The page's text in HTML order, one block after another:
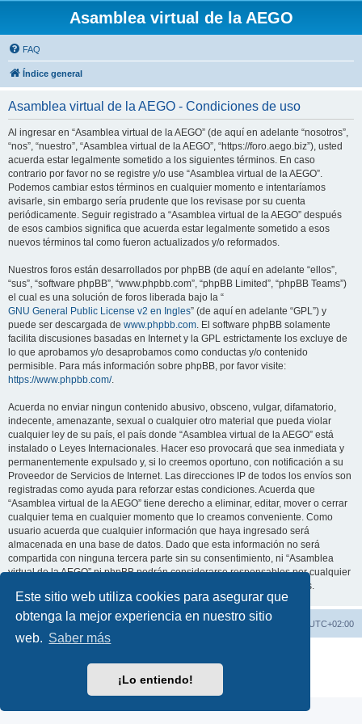
Este sitio web utiliza cookies para asegurar que
obtenga la mejor experiencia en nuestro sitio
web. Saber más
¡Lo entiendo!
Asamblea virtual de la AEGO
FAQ
Índice general
Asamblea virtual de la AEGO - Condiciones de uso
Al ingresar en “Asamblea virtual de la AEGO” (de aquí en adelante “nosotros”,
“nos”, “nuestro”, “Asamblea virtual de la AEGO”, “https://foro.aego.biz”), usted
acuerda estar legalmente sometido a los siguientes términos. En caso
contrario por favor no se registre y/o use “Asamblea virtual de la AEGO”.
Podemos cambiar estos términos en cualquier momento e intentaríamos
avisarle, sin embargo sería prudente que los revisase por su cuenta
periódicamente. Seguir registrado a “Asamblea virtual de la AEGO” después
de esos cambios significa que acuerda estar legalmente sometido a esos
nuevos términos tal como fueron actualizados y/o reformados.
Nuestros foros están desarrollados por phpBB (de aquí en adelante “ellos”,
“sus”, “software phpBB”, “www.phpbb.com”, “phpBB Limited”, “phpBB Teams”)
el cual es una solución de foros liberada bajo la “
GNU General Public License v2 en Ingles” (de aquí en adelante “GPL”) y
puede ser descargada de www.phpbb.com. El software phpBB solamente
facilita discusiones basadas en Internet y la GPL estrictamente los excluye de
lo que aprobamos y/o desaprobamos como conductas y/o contenido
permisible. Para más información sobre phpBB, por favor visite:
https://www.phpbb.com/.
Acuerda no enviar ningun contenido abusivo, obsceno, vulgar, difamatorio,
indecente, amenazante, sexual o cualquier otro material que pueda violar
cualquier ley de su país, el país donde “Asamblea virtual de la AEGO” está
instalado o Leyes Internacionales. Hacer eso provocará que sea inmediata y
permanentemente expulsado y, si lo creemos oportuno, con notificación a su
Proveedor de Servicios de Internet. Las direcciones IP de todos los envíos son
registradas como ayuda para reforzar estas condiciones. Acuerda que
“Asamblea virtual de la AEGO” tiene derecho a eliminar, editar, mover o cerrar
cualquier tema en cualquier momento que lo creamos conveniente. Como
usuario acuerda que cualquier información que haya ingresado será
almacenada en una base de datos. Dado que esta información no será
compartida con ninguna tercera parte sin su consentimiento, ni “Asamblea
virtual de la AEGO” ni phpBB podrán considerarse responsables por cualquier
intento de hacking que conlleve a que los datos sean comprometidos.
Índice general Todos los horarios son UTC+02:00
Contáctenos
phpBB España
Privacidad| Condiciones